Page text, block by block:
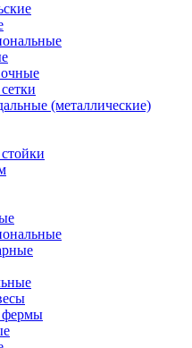
(металлические)
фермы